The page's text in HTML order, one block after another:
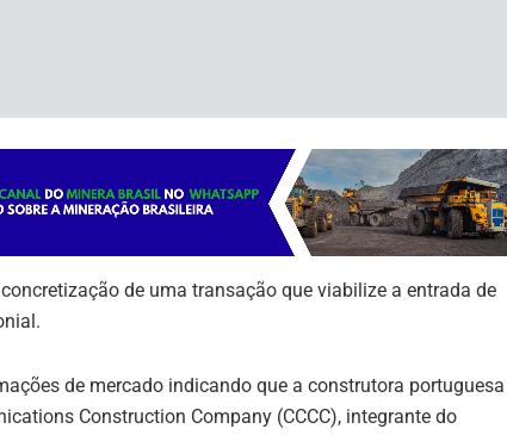
em um período de conservação e manutenção
necessários para a conclusão do projeto Pedra
ser retomados com a entrada de investidores
de uma transação que viabilize a entrada de
de mercado indicando que a construtora portuguesa
Construction Company (CCCC), integrante do